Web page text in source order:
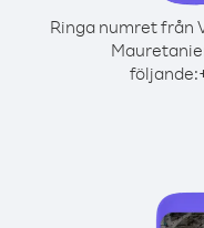
Ringa numret från
följande: